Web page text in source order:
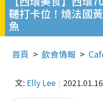
韆打卡位！燒法國
魚
首頁 飲食情報
文: Elly Lee 2021.01.16